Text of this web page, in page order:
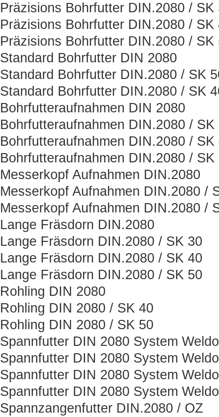
Präzisions Bohrfutter DIN.2080 / SK
Präzisions Bohrfutter DIN.2080 / SK
Präzisions Bohrfutter DIN.2080 / SK
Standard Bohrfutter DIN 2080
Standard Bohrfutter DIN.2080 / SK
Standard Bohrfutter DIN.2080 / SK
Bohrfutteraufnahmen DIN 2080
Bohrfutteraufnahmen DIN.2080 / SK
Bohrfutteraufnahmen DIN.2080 / SK
Bohrfutteraufnahmen DIN.2080 / SK
Messerkopf Aufnahmen DIN.2080
Messerkopf Aufnahmen DIN.2080 /
Messerkopf Aufnahmen DIN.2080 /
Lange Fräsdorn DIN.2080
Lange Fräsdorn DIN.2080 / SK 30
Lange Fräsdorn DIN.2080 / SK 40
Lange Fräsdorn DIN.2080 / SK 50
Rohling DIN 2080
Rohling DIN 2080 / SK 40
Rohling DIN 2080 / SK 50
Spannfutter DIN 2080 System
Spannfutter DIN 2080 System
Spannfutter DIN 2080 System
Spannfutter DIN 2080 System
Spannzangenfutter DIN.2080 / OZ